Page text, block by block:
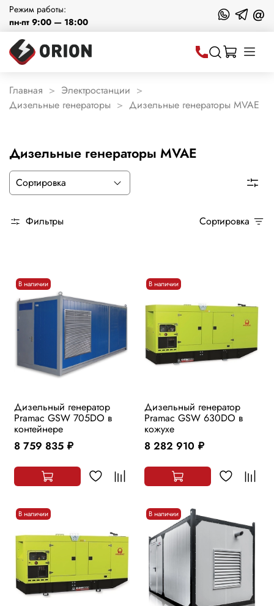
Режим работы:
пн-пт 9:00 — 18:00
@
Главная
Электростанции
Дизельные генераторы
Дизельные генераторы MVAE
Дизельные генераторы MVAE
Фильтры Сортировка
В наличии
Дизельный генератор
Pramac GSW 705DO в
контейнере
8 759 835 руб.
В наличии
Дизельный генератор
Pramac GSW 630DO в
кожухе
8 282 910 руб.
В наличии В наличии